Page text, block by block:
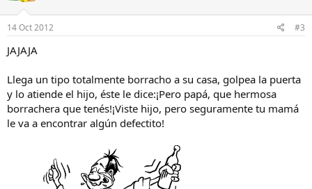
14 Oct 2012 #3
JAJAJA
Llega un tipo totalmente borracho a su casa, golpea la puerta
y lo atiende el hijo, éste le dice:¡Pero papá, que hermosa
borrachera que tenés!¡Viste hijo, pero seguramente tu mamá
le va a encontrar algún defectito!